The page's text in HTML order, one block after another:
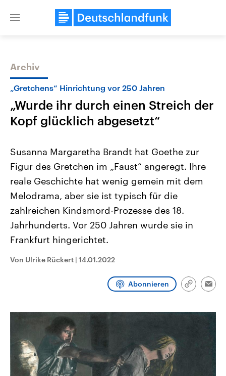
Close
Themen
Landtagswahl Sachsen-Anhalt
2026
Alle Informationen
Sachsen-Anhalt wählt am 6.
September 2026 einen neuen
Landtag. Seit 2021 wird das
Bundesland von einer Koalition aus
Umfragen, Prognosen,
und Hintergründe zu den Parteien
und Kandidaten der anstehenden
Aktuelle Beiträge,
Hintergründe
Wirtschaftlich und
gehören die Vereinigten
den mächtigsten Ländern
mit großem Einfluss auf
Sendungen Programm
Archiv
„Gretchens“ Hinrichtung vor 250 Jahren
„Wurde ihr durch einen Streich der
Kopf glücklich abgesetzt“
Susanna Margaretha Brandt hat Goethe zur
Figur des Gretchen im „Faust“ angeregt. Ihre
reale Geschichte hat wenig gemein mit dem
Melodrama, aber sie ist typisch für die
zahlreichen Kindsmord-Prozesse des 18.
Jahrhunderts. Vor 250 Jahren wurde sie in
Frankfurt hingerichtet.
Von Ulrike Rückert | 14.01.2022
Abonnieren
Link